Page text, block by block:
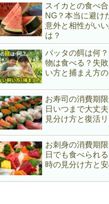
スイカとの食べ
NG？本当に避け
意外と相性がい
は？
バッタの餌は何
物は食べる？失
い方と捕まえ方
お寿司の消費期
日いつまで大丈
見分け方と復活
お刺身の消費期
日でも食べられ
時の見分け方と